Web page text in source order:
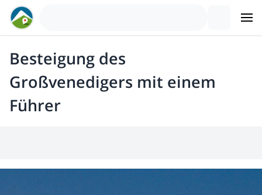
Besteigung des
Großvenedigers mit einem
Führer